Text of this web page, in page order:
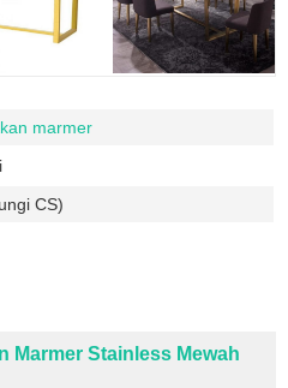
marmer
CS)
Marmer Stainless Mewah